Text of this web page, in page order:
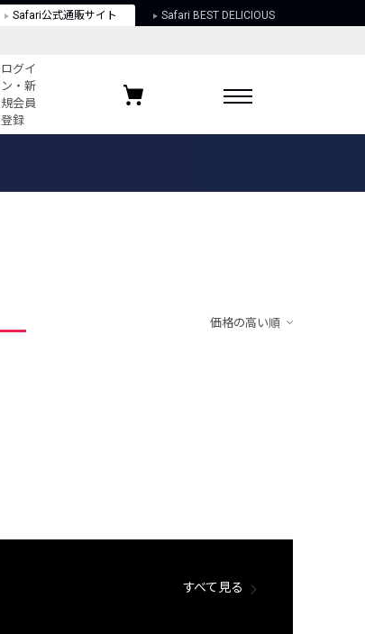
Safari公式通販サイト Safari BEST DELICIOUS
ログイ
ン・新
規会員
登録
お気に入りブランド
価格の高い順
すべて見る